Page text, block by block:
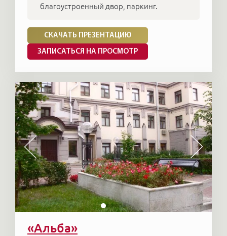
благоустроенный двор, паркинг.
СКАЧАТЬ ПРЕЗЕНТАЦИЮ
ЗАПИСАТЬСЯ НА ПРОСМОТР
«Альба»